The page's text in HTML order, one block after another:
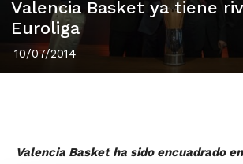
Valencia Basket ya tiene
Euroliga
10/07/2014
Valencia Basket ha sido encuadrado